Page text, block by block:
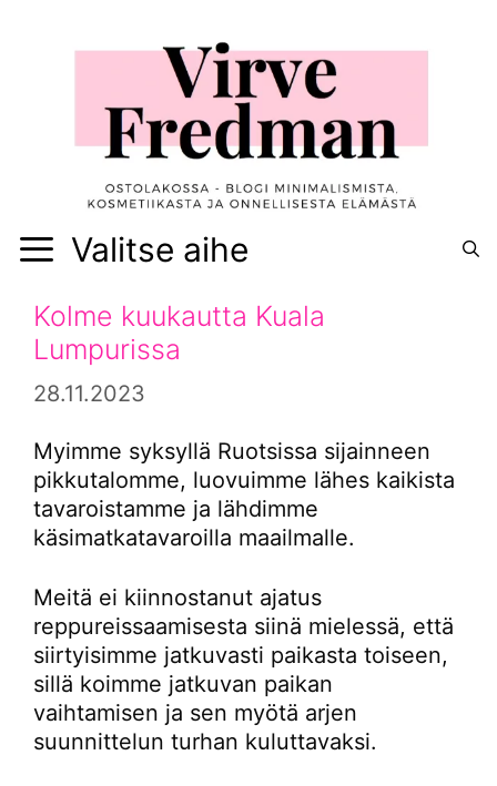
Valitse aihe
Kolme kuukautta Kuala
Lumpurissa
28.11.2023
Myimme syksyllä Ruotsissa sijainneen
pikkutalomme, luovuimme lähes kaikista
tavaroistamme ja lähdimme
käsimatkatavaroilla maailmalle.
Meitä ei kiinnostanut ajatus
reppureissaamisesta siinä mielessä, että
siirtyisimme jatkuvasti paikasta toiseen,
sillä koimme jatkuvan paikan
vaihtamisen ja sen myötä arjen
suunnittelun turhan kuluttavaksi.